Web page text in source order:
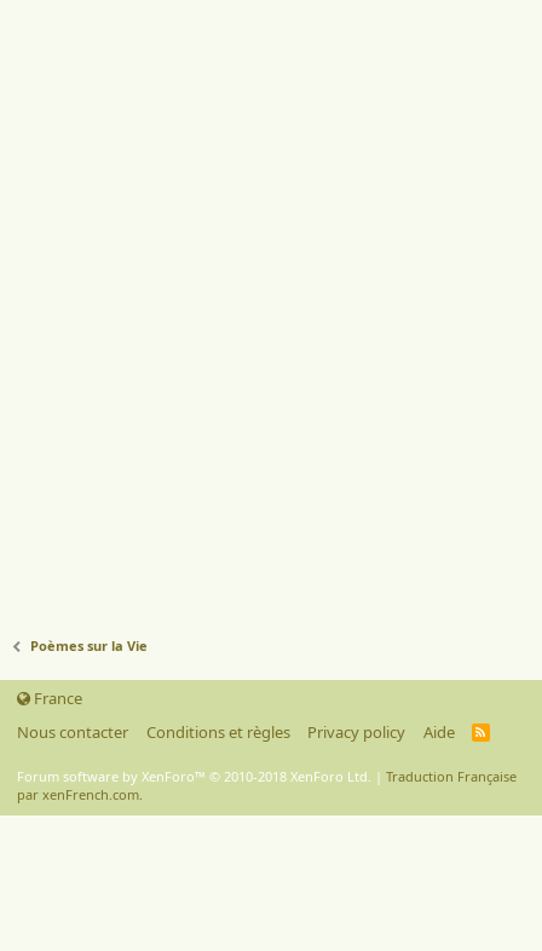
Poèmes sur la Vie
France
Nous contacter
Conditions et règles Privacy policy Aide
R
S
Forum software by XenForo™ © 2010-2018 XenForo Ltd. | Traduction Française
par xenFrench.com.